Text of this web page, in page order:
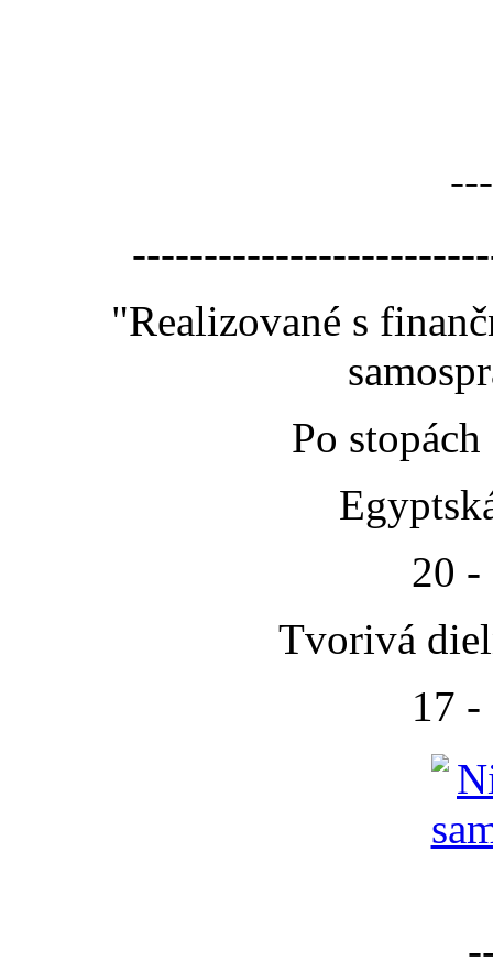
"Realizované s
Po
20 -
Tvorivá
17 -